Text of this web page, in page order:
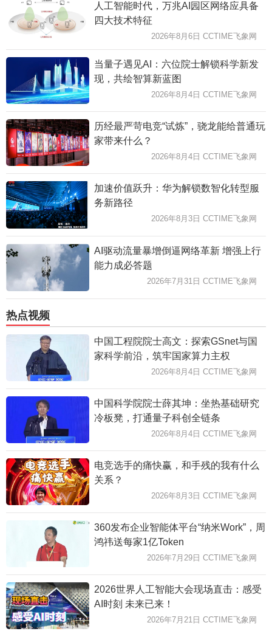
人工智能时代，万兆AI园区网络应具备
四大技术特征
2026年8月6日 CCTIME飞象网
当量子遇见AI：六位院士解锁科学新发
现，共绘智算新蓝图
2026年8月4日 CCTIME飞象网
历经最严苛电竞“试炼”，骁龙能给普通玩
家带来什么？
2026年8月4日 CCTIME飞象网
加速价值跃升：华为解锁数智化转型服
务新路径
2026年8月3日 CCTIME飞象网
AI驱动流量暴增倒逼网络革新 增强上行
能力成必答题
2026年7月31日 CCTIME飞象网
热点视频
中国工程院院士高文：探索GSnet与国
家科学前沿，筑牢国家算力主权
2026年8月4日 CCTIME飞象网
中国科学院院士薛其坤：坐热基础研究
冷板凳，打通量子科创全链条
2026年8月4日 CCTIME飞象网
电竞选手的痛快赢，和手残的我有什么
关系？
2026年8月3日 CCTIME飞象网
360发布企业智能体平台“纳米Work”，周
鸿祎送每家1亿Token
2026年7月29日 CCTIME飞象网
2026世界人工智能大会现场直击：感受
AI时刻 未来已来！
2026年7月21日 CCTIME飞象网